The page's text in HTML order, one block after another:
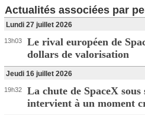
Actualités associées par
Lundi 27 juillet 2026
13h03
Le rival européen de
dollars de valorisation
Jeudi 16 juillet 2026
19h32
La chute de SpaceX
intervient à un moment